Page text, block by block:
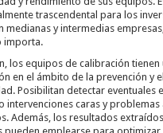
trascendental para los
medianas y intermedias
importa.
los equipos de calibración tienen
en el ámbito de la prevención y
Posibilitan detectar eventuales
intervenciones caras y problemas
Además, los resultados